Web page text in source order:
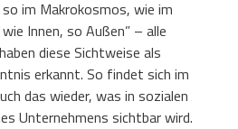
im Makrokosmos, wie im
Innen, so Außen” – alle
diese Sichtweise als
erkannt. So findet sich im
das wieder, was in sozialen
Unternehmens sichtbar wird.